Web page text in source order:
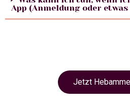
App (Anmeldung oder
Jetzt